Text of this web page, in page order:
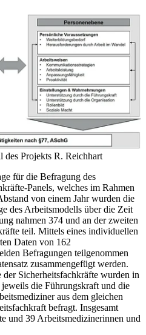
des Projekts R. Reichhart
für die Befragung des
Panels, welches im Rahmen
von einem Jahr wurden die
des Arbeitsmodells über die Zeit
nahmen 374 und an der zweiten
teil. Mittels eines individuellen
Daten von 162
Befragungen teilgenommen
zusammengefügt werden.
Sicherheitsfachkräfte wurden in
die Führungskraft und die
aus dem gleichen
befragt. Insgesamt
und 39 Arbeitsmedizinerinnen und